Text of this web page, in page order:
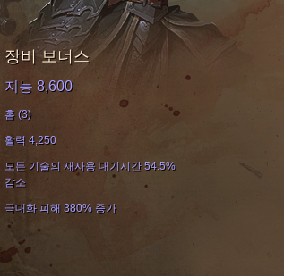
장비 보너스
지능 8,600
홈 (3)
활력 4,250
모든 기술의 재사용 대기시간 54.5%
감소
극대화 피해 380% 증가